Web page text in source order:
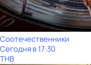
Соотечественники
Сегодня в 17:30
ТНВ